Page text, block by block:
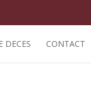
DECES CONTACT